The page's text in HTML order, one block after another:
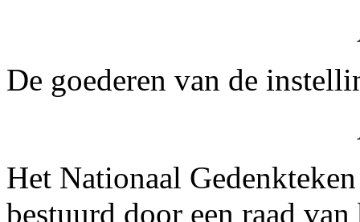
De goederen van de
Het Nationaal
bestuurd door een raad